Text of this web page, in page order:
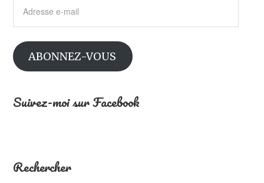
mail
ABONNEZ-VOUS
Suivez-moi sur Facebook
Rechercher